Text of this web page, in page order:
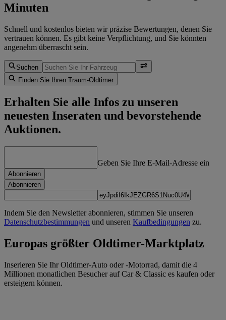
Minuten
Schnell und kostenlos bieten wir präzise Bewertungen, denen Sie
vertrauen können. Es gibt keine Verpflichtung, und Sie könnten
angenehm überrascht sein.
Suchen
Finden Sie Ihren Traum-Oldtimer
Erhalten Sie alle Infos zu unseren
neuesten Inseraten und bevorstehende
Auktionen.
Geben Sie Ihre E-Mail-Adresse ein
Abonnieren
Abonnieren
Indem Sie den Newsletter abonnieren, stimmen Sie unseren
Datenschutzbestimmungen und unseren Kaufbedingungen zu.
Europas größter Oldtimer-Marktplatz
Inserieren Sie Ihr Oldtimer-Auto oder -Motorrad, damit die 4
Millionen monatlichen Besucher auf Car & Classic es kaufen oder
ersteigern können.